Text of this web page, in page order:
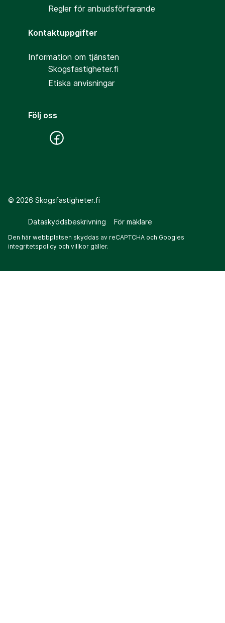
Regler för anbudsförfarande
Kontaktuppgifter
Information om tjänsten
Skogsfastigheter.fi
Etiska anvisningar
Följ oss
© 2026 Skogsfastigheter.fi
Dataskyddsbeskrivning För mäklare
Den här webbplatsen skyddas av reCAPTCHA och Googles
integritetspolicy och villkor gäller.